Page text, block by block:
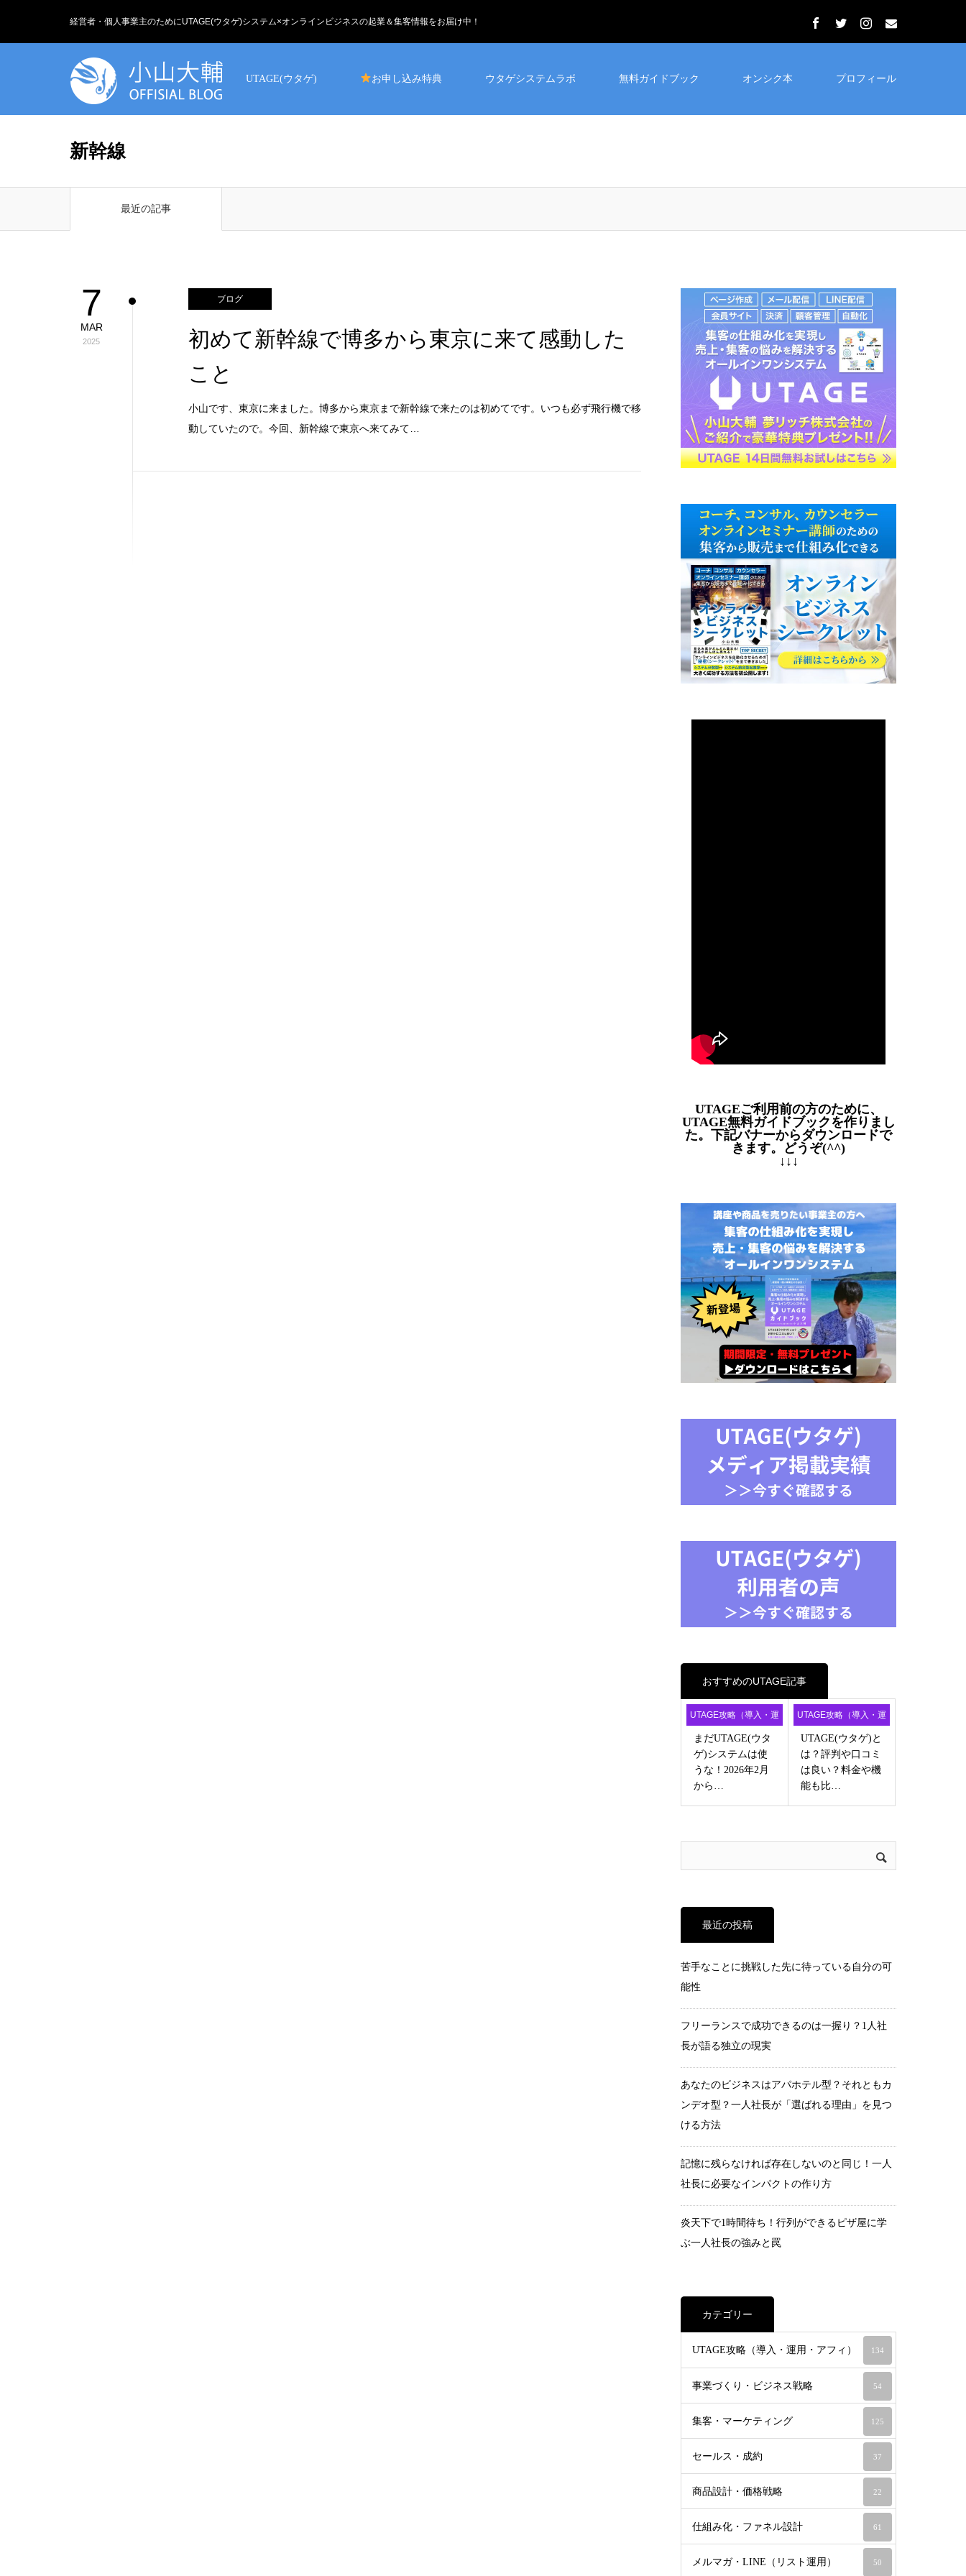
経営者・個人事業主のためにUTAGE(ウタゲ)システム×オンラインビジネスの起業＆集客情報をお届け中！
UTAGE(ウタゲ) お申し込み特典 ウタゲシステムラボ 無料ガイドブック オンシク本 プロフィール
新幹線
最近の記事
7
MAR
2025
ブログ
初めて新幹線で博多から東京に来て感動した
こと
小山です、東京に来ました。博多から東京まで新幹線で来たのは初めてです。いつも必ず飛行機で移
動していたので。今回、新幹線で東京へ来てみて…
UTAGEご利用前の方のために、
UTAGE無料ガイドブックを作りまし
た。下記バナーからダウンロードで
きます。どうぞ(^^)
↓↓↓
おすすめのUTAGE記事
UTAGE攻略（導入・運
用・アフィ）
まだUTAGE(ウタ
ゲ)システムは使
うな！2026年2月
から…
UTAGE攻略（導入・運
用・アフィ）
UTAGE(ウタゲ)と
は？評判や口コミ
は良い？料金や機
能も比…
最近の投稿
苦手なことに挑戦した先に待っている自分の可
能性
フリーランスで成功できるのは一握り？1人社
長が語る独立の現実
あなたのビジネスはアパホテル型？それともカ
ンデオ型？一人社長が「選ばれる理由」を見つ
ける方法
記憶に残らなければ存在しないのと同じ！一人
社長に必要なインパクトの作り方
炎天下で1時間待ち！行列ができるピザ屋に学
ぶ一人社長の強みと罠
カテゴリー
UTAGE攻略（導入・運用・アフィ） 134
事業づくり・ビジネス戦略 54
集客・マーケティング 125
セールス・成約 37
商品設計・価格戦略 22
仕組み化・ファネル設計 61
メルマガ・LINE（リスト運用） 50